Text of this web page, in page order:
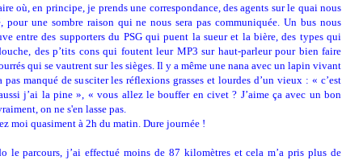
où, en principe, je prends une correspondance, des agents sur le quai nous
pour une sombre raison qui ne nous sera pas communiquée. Un bus nous
entre des supporters du PSG qui puent la sueur et la bière, des types qui
des p’tits cons qui foutent leur MP3 sur haut-parleur pour bien faire
qui se vautrent sur les sièges. Il y a même une nana avec un lapin vivant
pas manqué de susciter les réflexions grasses et lourdes d’un vieux : « c’est
j’ai la pine », « vous allez le bouffer en civet ? J’aime ça avec un bon
on ne s'en lasse pas.
moi quasiment à 2h du matin. Dure journée !
le parcours, j’ai effectué moins de 87 kilomètres et cela m’a pris plus de